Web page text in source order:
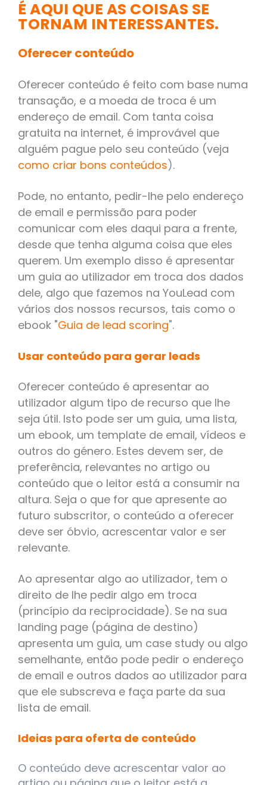
É AQUI QUE AS COISAS SE
TORNAM INTERESSANTES.
Oferecer conteúdo
Oferecer conteúdo é feito com base numa
transação, e a moeda de troca é um
endereço de email. Com tanta coisa
gratuita na internet, é improvável que
alguém pague pelo seu conteúdo (veja
como criar bons conteúdos).
Pode, no entanto, pedir-lhe pelo endereço
de email e permissão para poder
comunicar com eles daqui para a frente,
desde que tenha alguma coisa que eles
querem. Um exemplo disso é apresentar
um guia ao utilizador em troca dos dados
dele, algo que fazemos na YouLead com
vários dos nossos recursos, tais como o
ebook "Guia de lead scoring".
Usar conteúdo para gerar leads
Oferecer conteúdo é apresentar ao
utilizador algum tipo de recurso que lhe
seja útil. Isto pode ser um guia, uma lista,
um ebook, um template de email, vídeos e
outros do género. Estes devem ser, de
preferência, relevantes no artigo ou
conteúdo que o leitor está a consumir na
altura. Seja o que for que apresente ao
futuro subscritor, o conteúdo a oferecer
deve ser óbvio, acrescentar valor e ser
relevante.
Ao apresentar algo ao utilizador, tem o
direito de lhe pedir algo em troca
(princípio da reciprocidade). Se na sua
landing page (página de destino)
apresenta um guia, um case study ou algo
semelhante, então pode pedir o endereço
de email e outros dados ao utilizador para
que ele subscreva e faça parte da sua
lista de email.
Ideias para oferta de conteúdo
O conteúdo deve acrescentar valor ao